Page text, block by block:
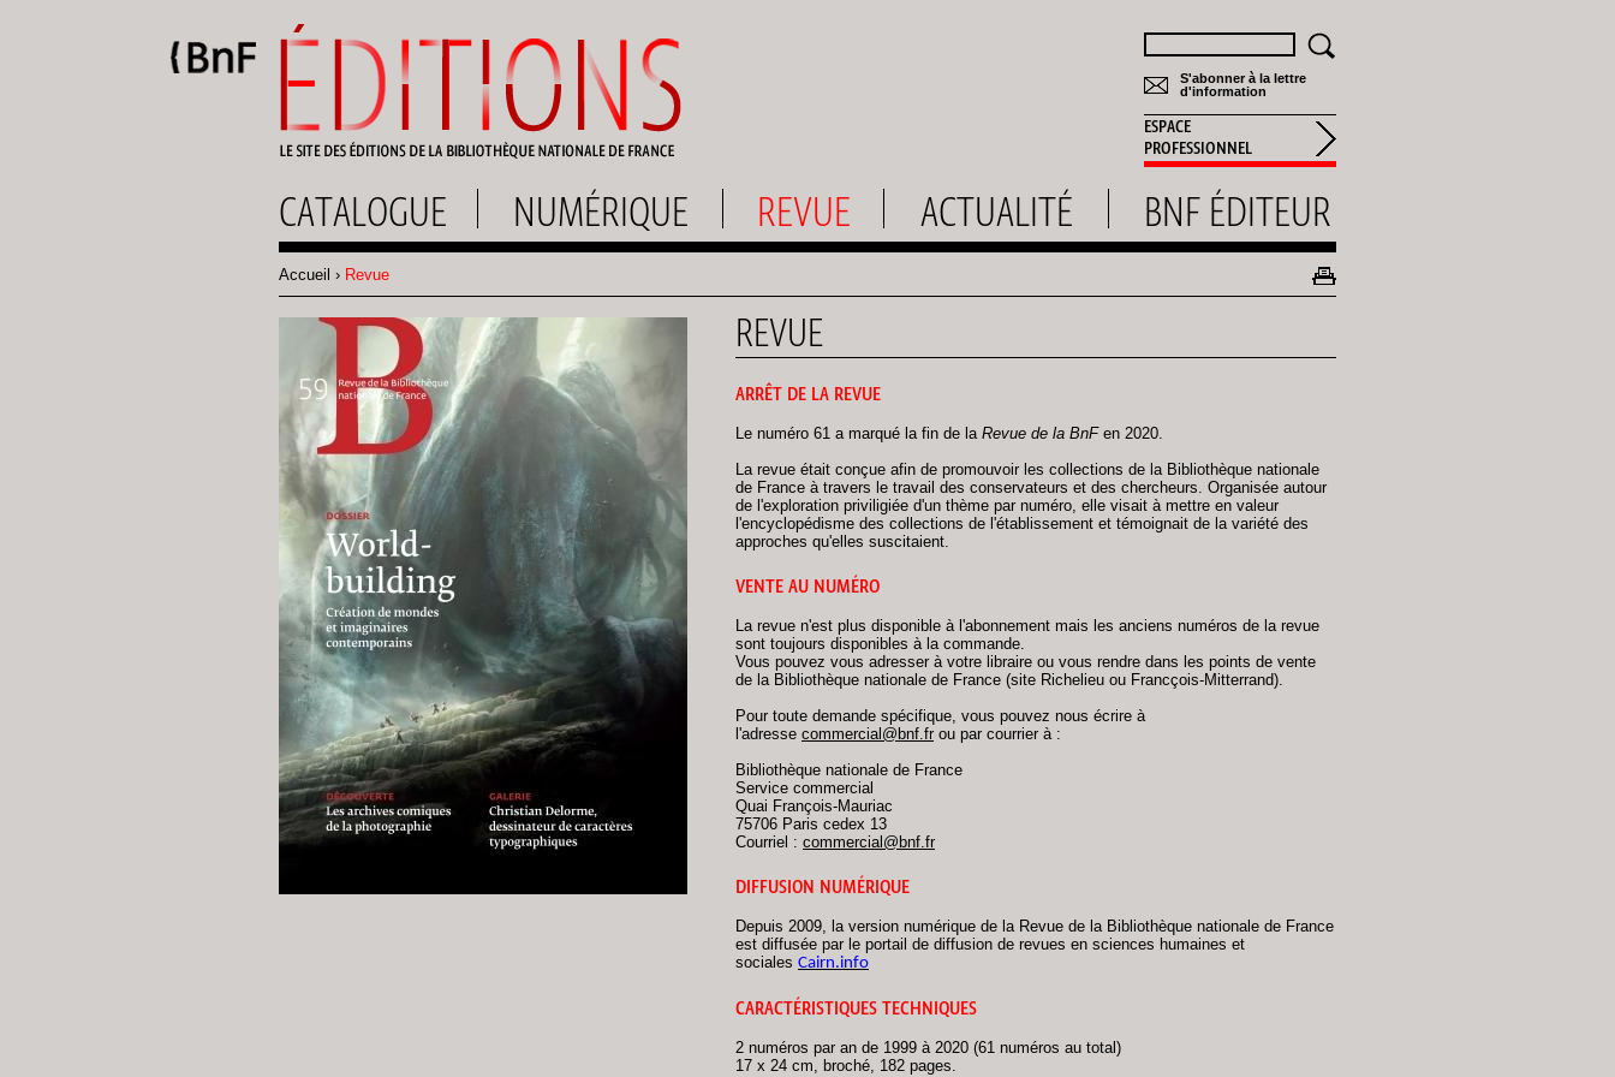
S'abonner à la lettre
d'information
ESPACE
PROFESSIONNEL
CATALOGUE NUMÉRIQUE REVUE ACTUALITÉ BNF ÉDITEUR
Fil
Accueil Revue
REVUE
ARRÊT DE LA REVUE
Le numéro 61 a marqué la fin de la Revue de la BnFen 2020.
La revue était conçue afin de promouvoir les collections de la Bibliothèque nationale
de France à travers le travail des conservateurs et des chercheurs. Organisée autour
de l'exploration priviligiée d'un thème par numéro, elle visait à mettre en valeur
l'encyclopédisme des collections de l'établissement et témoignait de la variété des
approches qu'elles suscitaient.
VENTE AU NUMÉRO
La revue n'est plus disponible à l'abonnement mais les anciens numéros de la revue
sont toujours disponibles à la commande.
Vous pouvez vous adresser à votre libraire ou vous rendre dans les points de vente
de la Bibliothèque nationale de France (site Richelieu ou Francçois-Mitterrand).
Pour toute demande spécifique, vous pouvez nous écrire à
l'adresse commercial@bnf.fr ou par courrier à :
Bibliothèque nationale de France
Service commercial
Quai François-Mauriac
75706 Paris cedex 13
Courriel : commercial@bnf.fr
DIFFUSION NUMÉRIQUE
Depuis 2009, la version numérique de la Revue de la Bibliothèque nationale de France
est diffusée par le portail de diffusion de revues en sciences humaines et
sociales Cairn.info
CARACTÉRISTIQUES TECHNIQUES
2 numéros par an de 1999 à 2020 (61 numéros au total)
17 x 24 cm, broché, 182 pages.